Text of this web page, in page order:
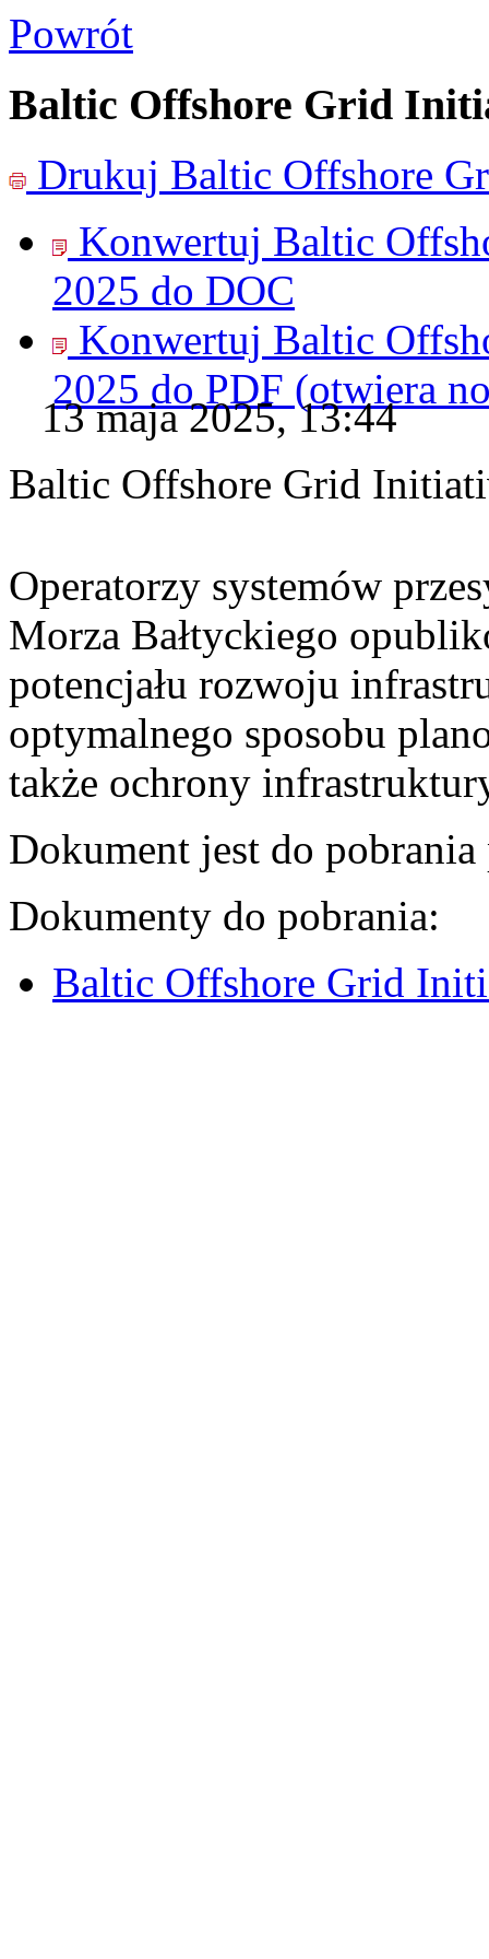
Powrót
Baltic Offshore Grid
Drukuj Baltic Offshore
Konwertuj Baltic
2025 do DOC
Konwertuj Baltic
2025 do PDF (otwiera
13 maja 2025, 13:44
Baltic Offshore Grid
Operatorzy systemów
Morza Bałtyckiego
potencjału rozwoju
optymalnego sposobu
także ochrony
Dokument jest do
Dokumenty do pobrania:
Baltic Offshore Grid